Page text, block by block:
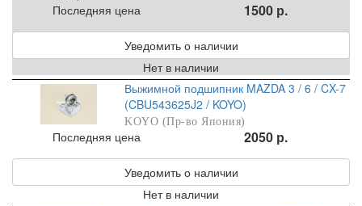
Последняя цена 1500 р.
Уведомить о наличии
Нет в наличии
Выжимной подшипник MAZDA 3 / 6 / CX-7
(CBU543625J2 / KOYO)
KOYO (Пр-во Япония)
Последняя цена 2050 р.
Уведомить о наличии
Нет в наличии